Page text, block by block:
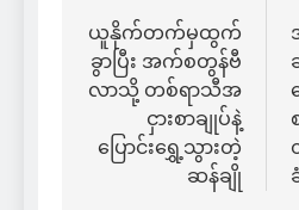
navigation
ယူနိုက်တက်မှထွက်
ခွာပြီး အက်စတွန်ဗီ
လာသို့ တစ်ရာသီအ
ငှားစာချုပ်နဲ့
ပြောင်းရွှေ့သွားတဲ့
ဆန်ချို